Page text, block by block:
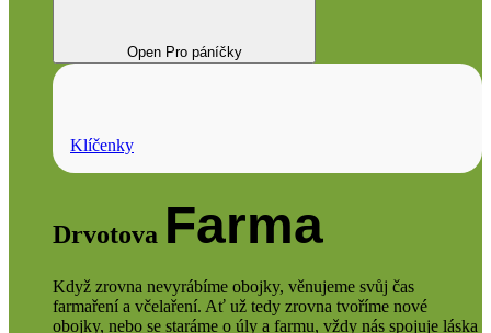
Open Pro páníčky
Klíčenky
Drvotova Farma
Když zrovna nevyrábíme obojky, věnujeme svůj čas
farmaření a včelaření. Ať už tedy zrovna tvoříme nové
obojky, nebo se staráme o úly a farmu, vždy nás spojuje láska